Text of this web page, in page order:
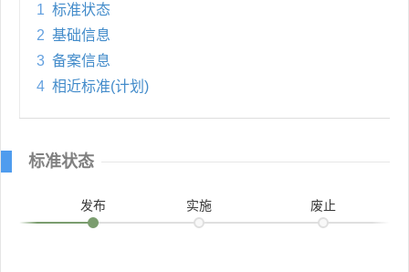
1 标准状态
2 基础信息
3 备案信息
4 相近标准(计划)
标准状态
发布 实施 废止